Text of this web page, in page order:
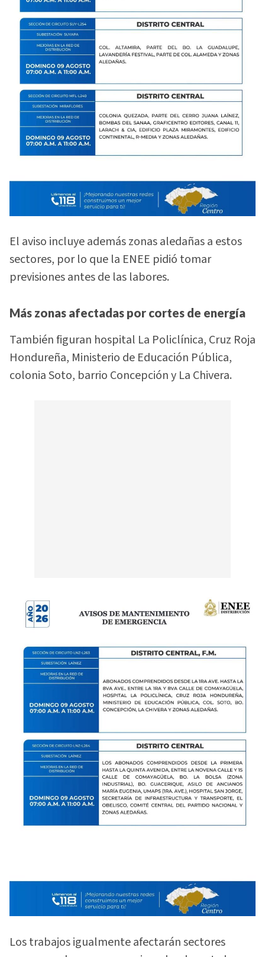
El aviso incluye además zonas aledañas a estos
sectores, por lo que la ENEE pidió tomar
previsiones antes de las labores.
Más zonas afectadas por cortes de energía
También figuran hospital La Policlínica, Cruz Roja
Hondureña, Ministerio de Educación Pública,
colonia Soto, barrio Concepción y La Chivera.
Los trabajos igualmente afectarán sectores